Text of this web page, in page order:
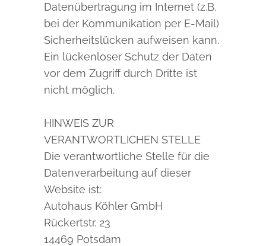
Datenübertragung im Internet (z.B.
bei der Kommunikation per E-Mail)
Sicherheitslücken aufweisen kann.
Ein lückenloser Schutz der Daten
vor dem Zugriff durch Dritte ist
nicht möglich.
HINWEIS ZUR
VERANTWORTLICHEN STELLE
Die verantwortliche Stelle für die
Datenverarbeitung auf dieser
Website ist:
Autohaus Köhler GmbH
Rückertstr. 23
14469 Potsdam